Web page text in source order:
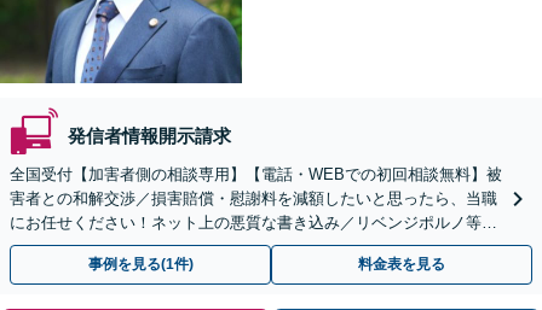
発信者情報開示請求
全国受付【加害者側の相談専用】【電話・WEBでの初回相談無料】被
害者との和解交渉／損害賠償・慰謝料を減額したいと思ったら、当職
にお任せください！ネット上の悪質な書き込み／リベンジポルノ等、
代表弁護士が最後まで対応【関東エリア以外の相談も可】
事例を見る(1件) 料金表を見る